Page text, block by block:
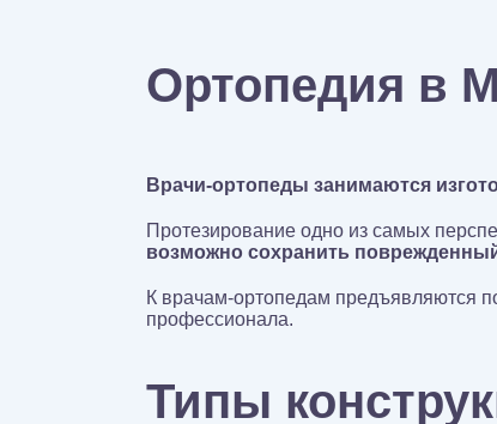
Ортопедия в
Врачи-ортопеды занимаются
Протезирование одно из самых
возможно сохранить
К врачам-ортопедам предъявляются
профессионала.
Типы